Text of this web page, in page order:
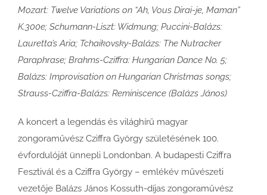
Mozart: Twelve Variations on “Ah, Vous Dirai-je, Maman”
K.300e; Schumann-Liszt: Widmung; Puccini-Balázs:
Lauretta’s Aria; Tchaikovsky-Balázs: The Nutracker
Paraphrase; Brahms-Cziffra: Hungarian Dance No. 5;
Balázs: Improvisation on Hungarian Christmas songs;
Strauss-Cziffra-Balázs: Reminiscence (Balázs János)
A koncert a legendás és világhírű magyar
zongoraművész Cziffra György születésének 100.
évfordulóját ünnepli Londonban. A budapesti Cziffra
Fesztivál és a Cziffra György – emlékév művészeti
vezetője Balázs János Kossuth-díjas zongoraművész